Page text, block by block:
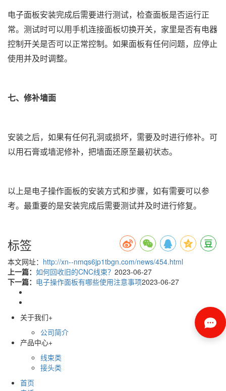
电子面板安装完成后需要进行测试，检查面板是否运行正
常。测试时可以用手机连接面板切换开关，家里是否有电器
控制开关是否可以正常控制。如果面板有任何问题，应停止
使用并及时调整。
七、修补墙面
安装之后，如果有任何孔洞或损坏，需要及时进行修补。可
以用石膏或墙泥修补，把墙面还原至最初状态。
以上是电子操作面板的安装方式和步骤，如有需要可以参
考。最重要的是安装完成后需要测试并及时进行修复。
标签
本文网址： http://xn--nmqs6jp1tbgn.com/news/454.html
上一篇： 如何回收旧的CNC线束？ 2023-06-27
下一篇： 电子操作面板有哪些使用注意事项2023-06-27
关于我们+
公司简介
产品中心+
线束类
接头类
首页